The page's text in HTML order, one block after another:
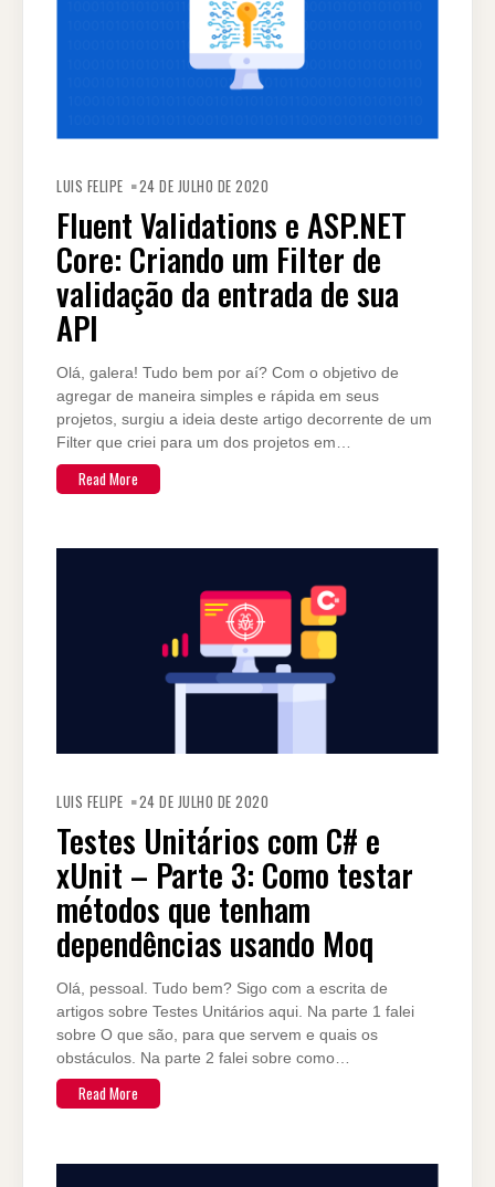
LUIS FELIPE 24 DE JULHO DE 2020
Fluent Validations e ASP.NET
Core: Criando um Filter de
validação da entrada de sua
API
Olá, galera! Tudo bem por aí? Com o objetivo de
agregar de maneira simples e rápida em seus
projetos, surgiu a ideia deste artigo decorrente de um
Filter que criei para um dos projetos em…
Read More
LUIS FELIPE 24 DE JULHO DE 2020
Testes Unitários com C# e
xUnit – Parte 3: Como testar
métodos que tenham
dependências usando Moq
Olá, pessoal. Tudo bem? Sigo com a escrita de
artigos sobre Testes Unitários aqui. Na parte 1 falei
sobre O que são, para que servem e quais os
obstáculos. Na parte 2 falei sobre como…
Read More